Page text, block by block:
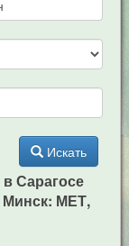
Искать
Сарагосе
Минск: МЕТ,